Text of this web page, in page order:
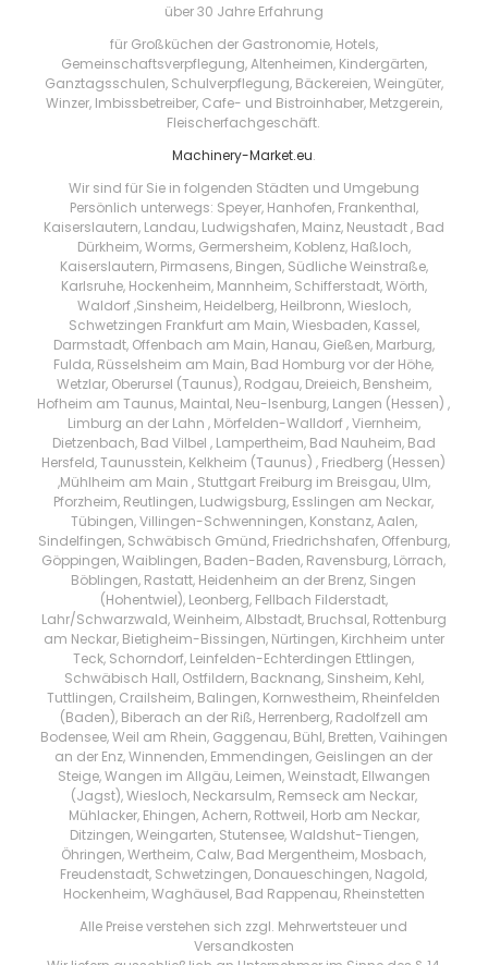
über 30 Jahre Erfahrung
für Großküchen der Gastronomie, Hotels,
Gemeinschaftsverpflegung, Altenheimen, Kindergärten,
Ganztagsschulen, Schulverpflegung, Bäckereien, Weingüter,
Winzer, Imbissbetreiber, Cafe- und Bistroinhaber, Metzgerein,
Fleischerfachgeschäft.
Machinery-Market.eu.
Wir sind für Sie in folgenden Städten und Umgebung
Persönlich unterwegs: Speyer, Hanhofen, Frankenthal,
Kaiserslautern, Landau, Ludwigshafen, Mainz, Neustadt , Bad
Dürkheim, Worms, Germersheim, Koblenz, Haßloch,
Kaiserslautern, Pirmasens, Bingen, Südliche Weinstraße,
Karlsruhe, Hockenheim, Mannheim, Schifferstadt, Wörth,
Waldorf ,Sinsheim, Heidelberg, Heilbronn, Wiesloch,
Schwetzingen Frankfurt am Main, Wiesbaden, Kassel,
Darmstadt, Offenbach am Main, Hanau, Gießen, Marburg,
Fulda, Rüsselsheim am Main, Bad Homburg vor der Höhe,
Wetzlar, Oberursel (Taunus), Rodgau, Dreieich, Bensheim,
Hofheim am Taunus, Maintal, Neu-Isenburg, Langen (Hessen) ,
Limburg an der Lahn , Mörfelden-Walldorf , Viernheim,
Dietzenbach, Bad Vilbel , Lampertheim, Bad Nauheim, Bad
Hersfeld, Taunusstein, Kelkheim (Taunus) , Friedberg (Hessen)
,Mühlheim am Main , Stuttgart Freiburg im Breisgau, Ulm,
Pforzheim, Reutlingen, Ludwigsburg, Esslingen am Neckar,
Tübingen, Villingen-Schwenningen, Konstanz, Aalen,
Sindelfingen, Schwäbisch Gmünd, Friedrichshafen, Offenburg,
Göppingen, Waiblingen, Baden-Baden, Ravensburg, Lörrach,
Böblingen, Rastatt, Heidenheim an der Brenz, Singen
(Hohentwiel), Leonberg, Fellbach Filderstadt,
Lahr/Schwarzwald, Weinheim, Albstadt, Bruchsal, Rottenburg
am Neckar, Bietigheim-Bissingen, Nürtingen, Kirchheim unter
Teck, Schorndorf, Leinfelden-Echterdingen Ettlingen,
Schwäbisch Hall, Ostfildern, Backnang, Sinsheim, Kehl,
Tuttlingen, Crailsheim, Balingen, Kornwestheim, Rheinfelden
(Baden), Biberach an der Riß, Herrenberg, Radolfzell am
Bodensee, Weil am Rhein, Gaggenau, Bühl, Bretten, Vaihingen
an der Enz, Winnenden, Emmendingen, Geislingen an der
Steige, Wangen im Allgäu, Leimen, Weinstadt, Ellwangen
(Jagst), Wiesloch, Neckarsulm, Remseck am Neckar,
Mühlacker, Ehingen, Achern, Rottweil, Horb am Neckar,
Ditzingen, Weingarten, Stutensee, Waldshut-Tiengen,
Öhringen, Wertheim, Calw, Bad Mergentheim, Mosbach,
Freudenstadt, Schwetzingen, Donaueschingen, Nagold,
Hockenheim, Waghäusel, Bad Rappenau, Rheinstetten
Alle Preise verstehen sich zzgl. Mehrwertsteuer und
Versandkosten